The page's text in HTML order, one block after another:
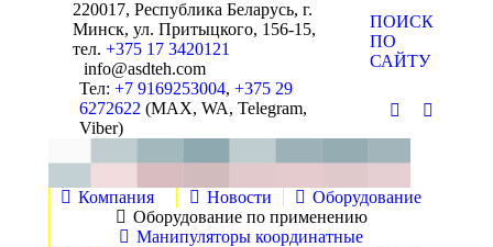
220017, Республика Беларусь, г.
Минск, ул. Притыцкого, 156-15,
тел. +375 17 3420121
info@asdteh.com
Тел: +7 9169253004, +375 29
6272622 (MAX, WA, Telegram,
Viber)
Поиск:
ПОИСК
ПО
САЙТУ
ПочтаYouTube
Компания Новости
Оборудование
Оборудование по применению
Манипуляторы координатные